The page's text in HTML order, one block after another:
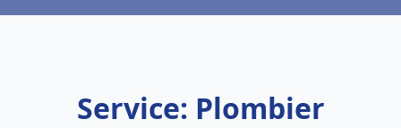
Service: Plombier